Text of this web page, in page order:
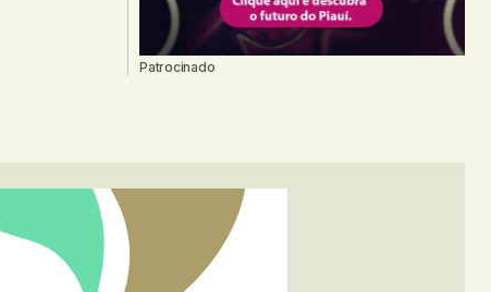
Patrocinado